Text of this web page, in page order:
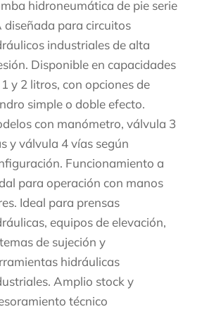
hidroneumática de pie serie
diseñada para circuitos
industriales de alta
Disponible en capacidades
y 2 litros, con opciones de
simple o doble efecto.
con manómetro, válvula 3
y válvula 4 vías según
Funcionamiento a
para operación con manos
Ideal para prensas
equipos de elevación,
de sujeción y
hidráulicas
Amplio stock y
técnico